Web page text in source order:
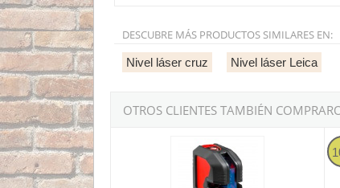
DESCUBRE MÁS PRODUCTOS SIMILARES EN:
Nivel láser cruz Nivel láser Leica
OTROS CLIENTES TAMBIÉN
Leica Lino L2S-1 - Nivel láser con líneas